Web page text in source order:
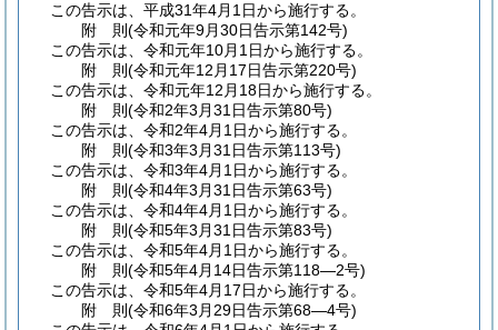
この告示は、平成31年4月1日から施行する。
附 則(令和元年9月30日告示第142号)
この告示は、令和元年10月1日から施行する。
附 則(令和元年12月17日告示第220号)
この告示は、令和元年12月18日から施行する。
附 則(令和2年3月31日告示第80号)
この告示は、令和2年4月1日から施行する。
附 則(令和3年3月31日告示第113号)
この告示は、令和3年4月1日から施行する。
附 則(令和4年3月31日告示第63号)
この告示は、令和4年4月1日から施行する。
附 則(令和5年3月31日告示第83号)
この告示は、令和5年4月1日から施行する。
附 則(令和5年4月14日告示第118―2号)
この告示は、令和5年4月17日から施行する。
附 則(令和6年3月29日告示第68―4号)